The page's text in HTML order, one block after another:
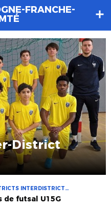
FRANCHE-
District
INTERDISTRICTS
futsal U15G